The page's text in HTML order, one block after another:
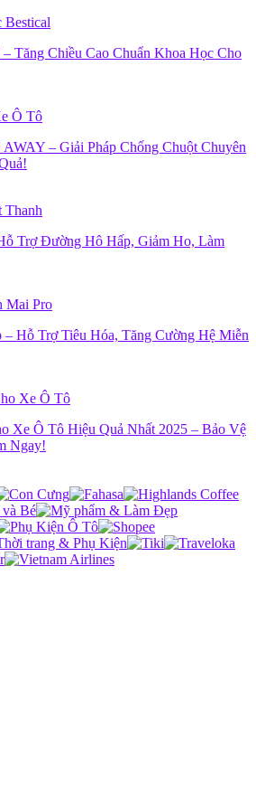
Tăng Chiều Cao Chuẩn Khoa Học Cho
– Giải Pháp Chống Chuột Chuyên
Trợ Đường Hô Hấp, Giảm Ho, Làm
– Hỗ Trợ Tiêu Hóa, Tăng Cường Hệ Miễn
Xe Ô Tô Hiệu Quả Nhất 2025 – Bảo Vệ
Ngay!